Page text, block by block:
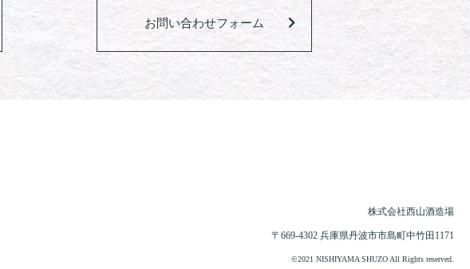
お問い合わせフォーム
株式会社西山酒造場
〒669-4302 兵庫県丹波市市島町中竹田1171
©2021 NISHIYAMA SHUZO All Rights reserved.